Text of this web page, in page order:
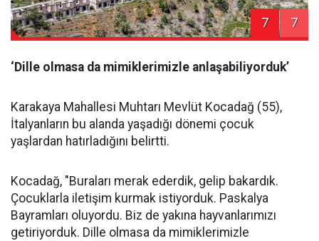
7 7
‘Dille olmasa da mimiklerimizle anlaşabiliyorduk’
Karakaya Mahallesi Muhtarı Mevlüt Kocadağ (55),
İtalyanların bu alanda yaşadığı dönemi çocuk
yaşlardan hatırladığını belirtti.
Kocadağ, "Buraları merak ederdik, gelip bakardık.
Çocuklarla iletişim kurmak istiyorduk. Paskalya
Bayramları oluyordu. Biz de yakına hayvanlarımızı
getiriyorduk. Dille olmasa da mimiklerimizle